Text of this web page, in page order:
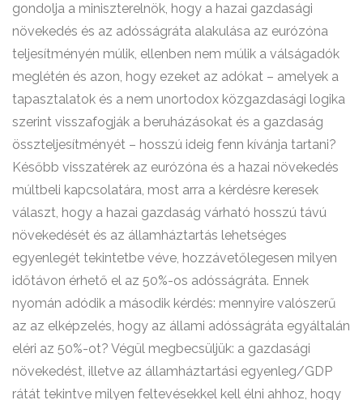
gondolja a miniszterelnök, hogy a hazai gazdasági
növekedés és az adósságráta alakulása az eurózóna
teljesítményén múlik, ellenben nem múlik a válságadók
meglétén és azon, hogy ezeket az adókat – amelyek a
tapasztalatok és a nem unortodox közgazdasági logika
szerint visszafogják a beruházásokat és a gazdaság
összteljesítményét – hosszú ideig fenn kívánja tartani?
Később visszatérek az eurózóna és a hazai növekedés
múltbeli kapcsolatára, most arra a kérdésre keresek
választ, hogy a hazai gazdaság várható hosszú távú
növekedését és az államháztartás lehetséges
egyenlegét tekintetbe véve, hozzávetőlegesen milyen
időtávon érhető el az 50%-os adósságráta. Ennek
nyomán adódik a második kérdés: mennyire valószerű
az az elképzelés, hogy az állami adósságráta egyáltalán
eléri az 50%-ot? Végül megbecsüljük: a gazdasági
növekedést, illetve az államháztartási egyenleg/GDP
rátát tekintve milyen feltevésekkel kell élni ahhoz, hogy